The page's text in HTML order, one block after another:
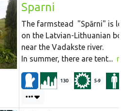
Sparni
The farmstead "Spārni" is
on the Latvian-Lithuanian
near the Vadakste river.
In summer, there are tent...
130 5-9